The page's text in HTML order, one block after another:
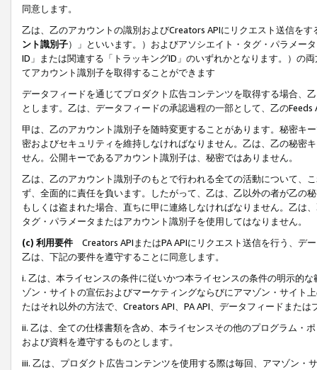
同意します。
乙は、乙のアカウントの識別およびCreators APIにリクエスト送信を
ント識別子）」といいます。）およびアソシエイト・タグ・パラメー
ID」または関連する「トラッキングID」のいずれかとなります。）の
てアカウント識別子を取得することができます
データフィードを通じてプロダクト広告コンテンツを取得する場合、
とします。乙は、データフィードの承認過程の一部として、乙の
甲は、乙のアカウント識別子を随時変更することがあります。秘密キ
密およびセキュリティを維持しなければなりません。乙は、乙の秘密
せん。公開キーであるアカウント識別子は、秘密ではありません。
乙は、乙のアカウント識別子のもとで行われる全ての活動について、
ず、全面的に責任を負います。したがって、乙は、乙以外の者が乙の
もしくは盗まれた場合、直ちに甲に連絡しなければなりません。乙は
タグ・パラメータまたはアカウント識別子を使用してはなりません。
(c) 利用要件 Creators APIまたはPA APIにリクエスト送信を行う、デ
乙は、下記の要件を遵守することに同意します。
i. 乙は、本ライセンスの条件に従いかつ本ライセンスの条件の明示的
ゾン・サイトの宣伝およびマーケティングならびにアマゾン・サイト
たはそれ以外の方法で、Creators API、PA API、データフィードまた
ii. 乙は、全ての仕様書類を含め、本ライセンスその他のプログラム・
および資料を遵守するものとします。
iii. 乙は、プロダクト広告コンテンツを使用する際は毎回、アマゾン